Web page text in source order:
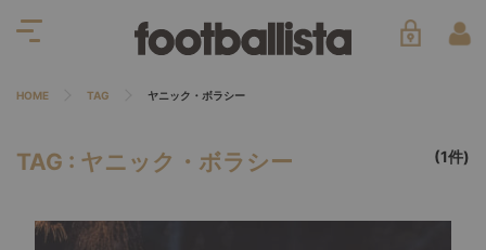
HOME TAG ヤニック・ボラシー
TAG : ヤニック・ボラシー (1件)